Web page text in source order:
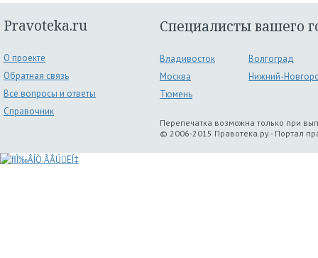
Pravoteka.ru
О проекте
Обратная связь
Все вопросы и ответы
Справочник
Специалисты вашего
Владивосток
Волгоград
Москва
Нижний-
Тюмень
Перепечатка возможна только при
© 2006-2015 Правотека.ру - Портал